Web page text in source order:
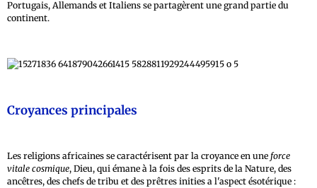
Portugais, Allemands et Italiens se partagèrent une grand partie du
continent.
Croyances principales
Les religions africaines se caractérisent par la croyance en une force
vitale cosmique, Dieu, qui émane à la fois des esprits de la Nature, des
ancêtres, des chefs de tribu et des prêtres inities a l'aspect ésotérique :